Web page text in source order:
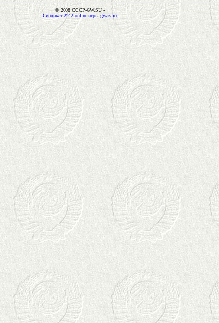
© 2008 CCCP-GW.SU -
Синдикат 2142 online-игры gwars.io